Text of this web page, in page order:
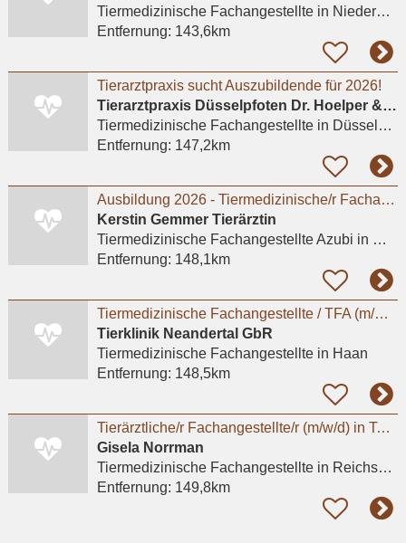
Tiermedizinische Fachangestelltein Niedernhausen
Entfernung: 143,6km
Tierarztpraxis sucht Auszubildende für 2026!
Tierarztpraxis Düsselpfoten Dr. Hoelper & Dr. Wuchert GbR
Tiermedizinische Fachangestelltein Düsseldorf
Entfernung: 147,2km
Ausbildung 2026 - Tiermedizinische/r Fachangestellte/r (w/m/d).
Kerstin Gemmer Tierärztin
Tiermedizinische Fachangestellte Azubi in Meerbusch, Büderich
Entfernung: 148,1km
Tiermedizinische Fachangestellte / TFA (m/w/d) - Haan (Düsseldorf)
Tierklinik Neandertal GbR
Tiermedizinische Fachangestelltein Haan
Entfernung: 148,5km
Tierärztliche/r Fachangestellte/r (m/w/d) in Teilzeit mit ca. 15-20 Wochenstunden gesucht
Gisela Norrman
Tiermedizinische Fachangestelltein Reichshof, Lepperhof
Entfernung: 149,8km